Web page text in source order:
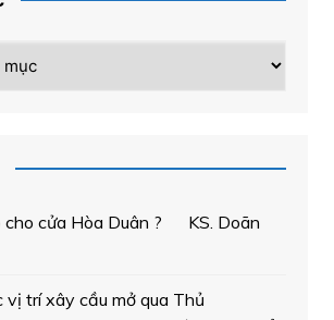
cho cửa Hòa Duân ? KS. Doãn
vị trí xây cầu mở qua Thủ